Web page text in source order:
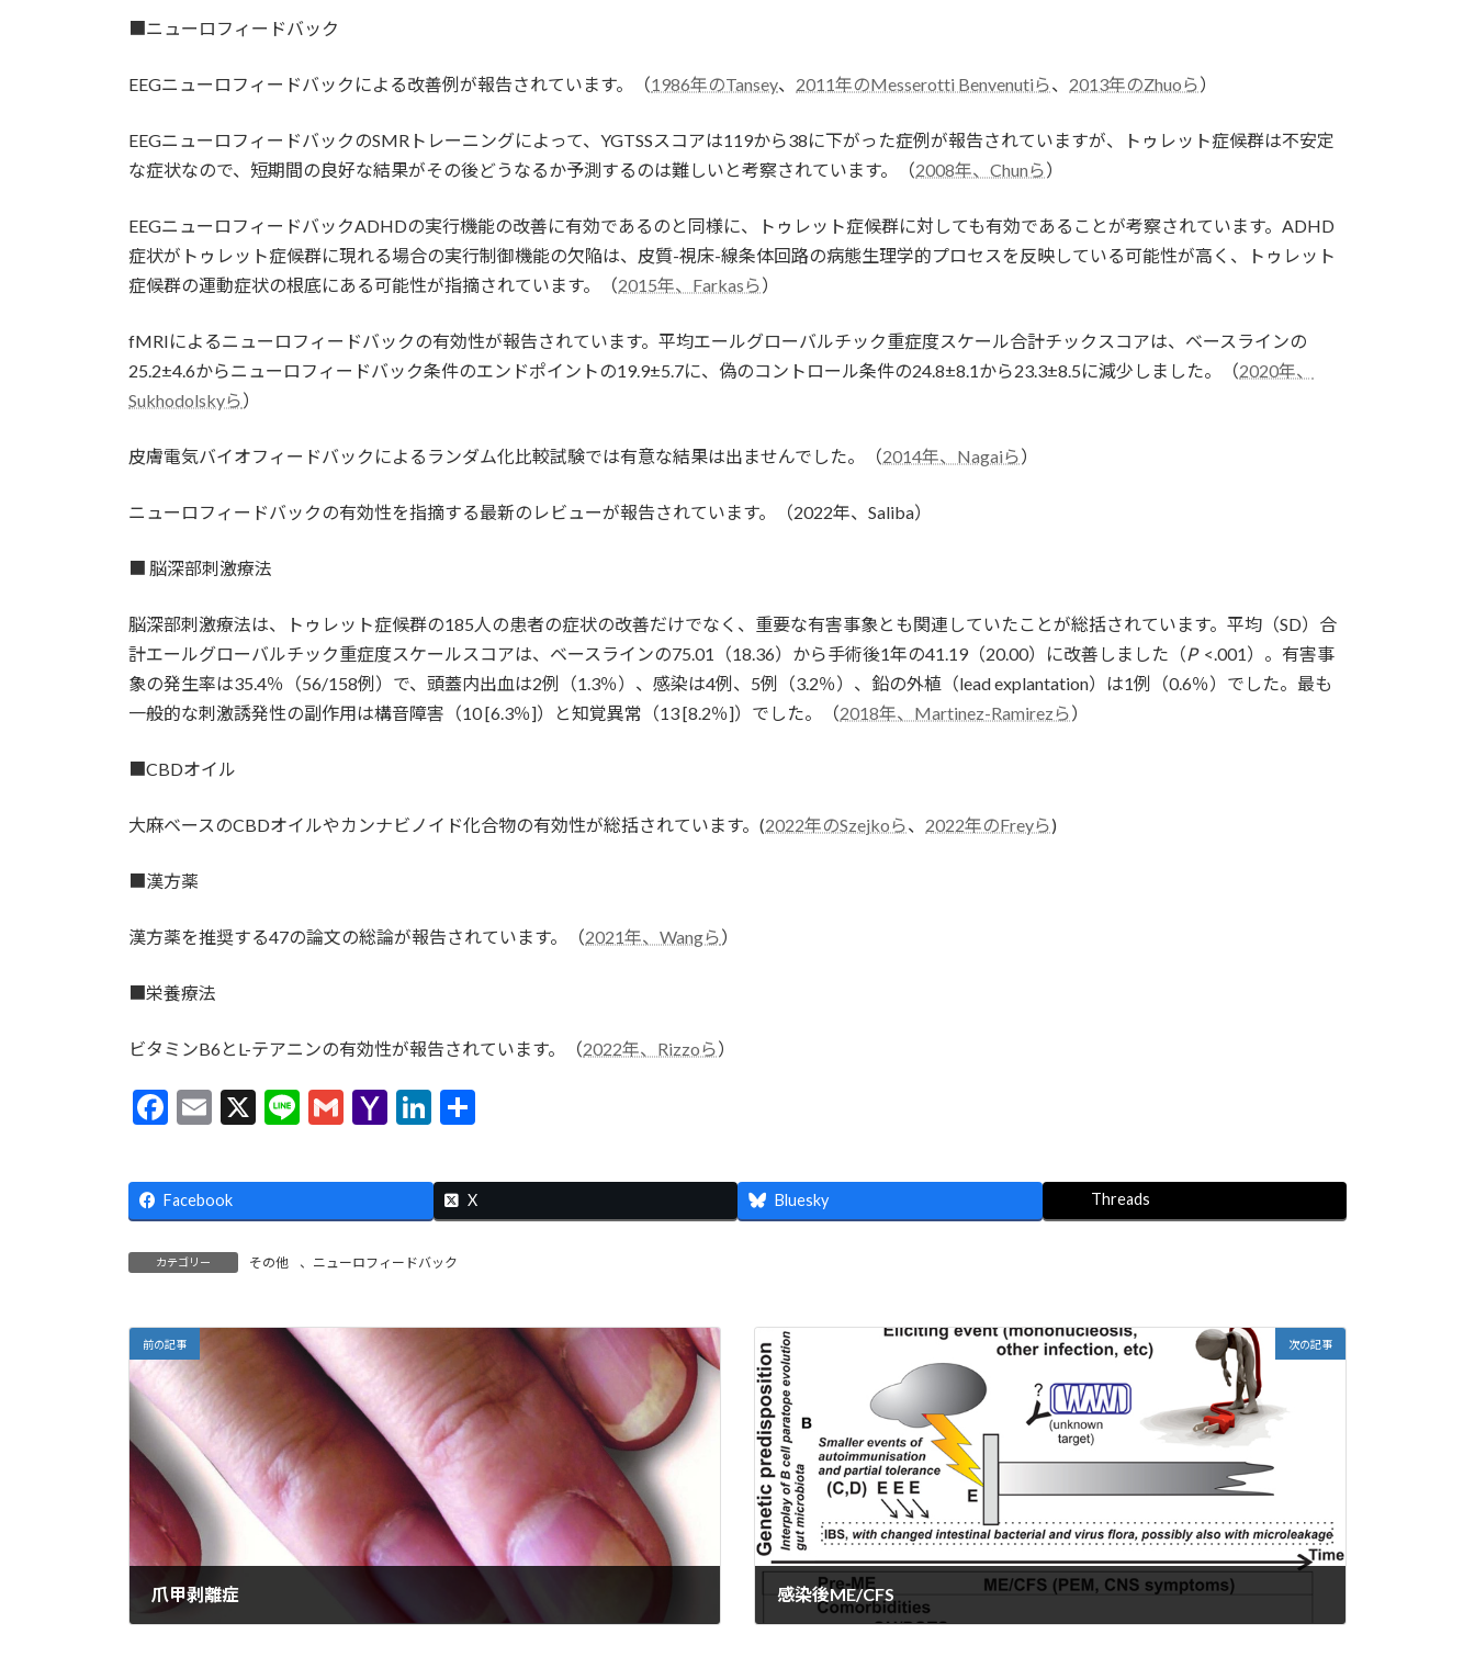
■ニューロフィードバック
EEGニューロフィードバックによる改善例が報告されています。（1986年のTansey、 2011年のMesserotti Benvenutiら、 2013年のZhuoら）
EEGニューロフィードバックのSMRトレーニングによって、YGTSSスコアは119から38に下がった症例が報告されていますが、トゥレット症候群は不安定
な症状なので、短期間の良好な結果がその後どうなるか予測するのは難しいと考察されています。（2008年、Chunら）
EEGニューロフィードバックADHDの実行機能の改善に有効であるのと同様に、トゥレット症候群に対しても有効であることが考察されています。ADHD
症状がトゥレット症候群に現れる場合の実行制御機能の欠陥は、皮質-視床-線条体回路の病態生理学的プロセスを反映している可能性が高く、トゥレット
症候群の運動症状の根底にある可能性が指摘されています。（2015年、Farkasら）
fMRIによるニューロフィードバックの有効性が報告されています。平均エールグローバルチック重症度スケール合計チックスコアは、ベースラインの
25.2±4.6からニューロフィードバック条件のエンドポイントの19.9±5.7に、偽のコントロール条件の24.8±8.1から23.3±8.5に減少しました。（2020年、
Sukhodolskyら）
皮膚電気バイオフィードバックによるランダム化比較試験では有意な結果は出ませんでした。（2014年、Nagaiら）
ニューロフィードバックの有効性を指摘する最新のレビューが報告されています。（2022年、Saliba）
■ 脳深部刺激療法
脳深部刺激療法は、トゥレット症候群の185人の患者の症状の改善だけでなく、重要な有害事象とも関連していたことが総括されています。平均（SD）合
計エールグローバルチック重症度スケールスコアは、ベースラインの75.01（18.36）から手術後1年の41.19（20.00）に改善しました（P<.001）。有害事
象の発生率は35.4％（56/158例）で、頭蓋内出血は2例（1.3％）、感染は4例、5例（3.2％）、鉛の外植（lead explantation）は1例（0.6％）でした。最も
一般的な刺激誘発性の副作用は構音障害（10 [6.3％]）と知覚異常（13 [8.2％]）でした。（2018年、Martinez-Ramirezら）
■CBDオイル
大麻ベースのCBDオイルやカンナビノイド化合物の有効性が総括されています。(2022年のSzejkoら、 2022年のFreyら)
■漢方薬
漢方薬を推奨する47の論文の総論が報告されています。（2021年、Wangら）
■栄養療法
ビタミンB6とL-テアニンの有効性が報告されています。（2022年、Rizzoら）
F
e
b
o
o
k
E
ai
l
X
Li
e
G
ai
l
Y
h
o
M
ai
l
Li
ke
dI
n
Facebook X Bluesky Threads
カテゴリー その他 、 ニューロフィードバック
前の記事
爪甲剥離症
次の記事
感染後ME/CFS